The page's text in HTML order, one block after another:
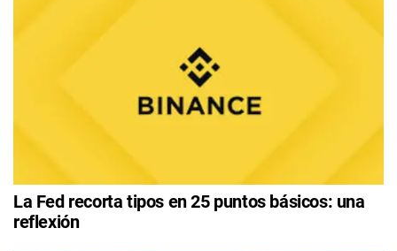
La Fed recorta tipos en 25 puntos básicos: una
reflexión